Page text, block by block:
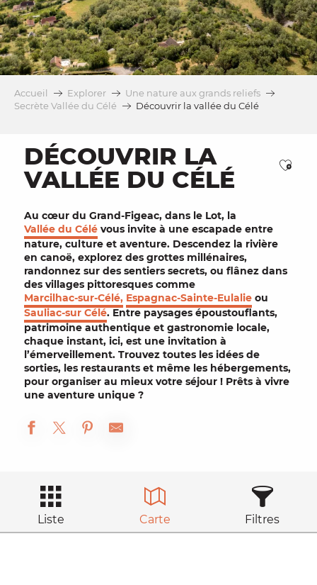
Accueil Explorer
Une nature aux grands reliefs
Secrète Vallée du Célé
Découvrir la vallée du Célé
DÉCOUVRIR LA
VALLÉE DU CÉLÉ
Au cœur du Grand-Figeac, dans le Lot, la
Vallée du Célé vous invite à une escapade entre
nature, culture et aventure. Descendez la rivière
en canoë, explorez des grottes millénaires,
randonnez sur des sentiers secrets, ou flânez dans
des villages pittoresques comme
Marcilhac-sur-Célé, Espagnac-Sainte-Eulalie ou
Sauliac-sur Célé. Entre paysages époustouflants,
patrimoine authentique et gastronomie locale,
chaque instant, ici, est une invitation à
l’émerveillement. Trouvez toutes les idées de
sorties, les restaurants et même les hébergements,
pour organiser au mieux votre séjour ! Prêts à vivre
une aventure unique ?
Liste Carte Filtres